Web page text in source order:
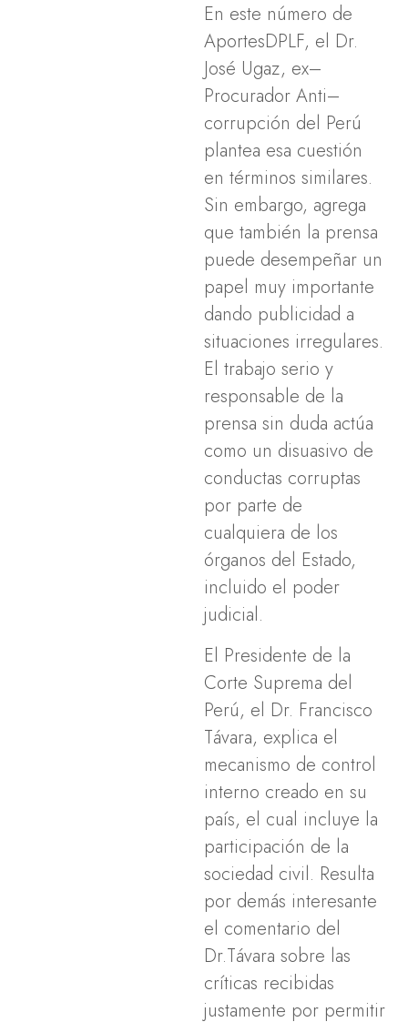
En este número de
AportesDPLF, el Dr.
José Ugaz, ex–
Procurador Anti–
corrupción del Perú
plantea esa cuestión
en términos similares.
Sin embargo, agrega
que también la prensa
puede desempeñar un
papel muy importante
dando publicidad a
situaciones irregulares.
El trabajo serio y
responsable de la
prensa sin duda actúa
como un disuasivo de
conductas corruptas
por parte de
cualquiera de los
órganos del Estado,
incluido el poder
judicial.
El Presidente de la
Corte Suprema del
Perú, el Dr. Francisco
Távara, explica el
mecanismo de control
interno creado en su
país, el cual incluye la
participación de la
sociedad civil. Resulta
por demás interesante
el comentario del
Dr.Távara sobre las
críticas recibidas
justamente por permitir